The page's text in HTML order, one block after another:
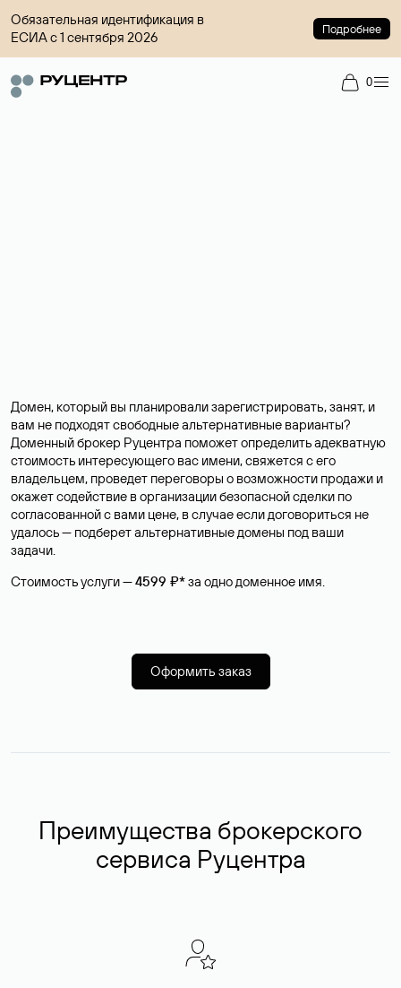
Обязательная идентификация в
ЕСИА с 1 сентября 2026
Подробнее
0
Домен, который вы планировали зарегистрировать, занят, и
вам не подходят свободные альтернативные варианты?
Доменный брокер Руцентра поможет определить адекватную
стоимость интересующего вас имени, свяжется с его
владельцем, проведет переговоры о возможности продажи и
окажет содействие в организации безопасной сделки по
согласованной с вами цене, в случае если договориться не
удалось — подберет альтернативные домены под ваши
задачи.
Стоимость услуги —4599 ₽*за одно доменное имя.
Оформить заказ
Преимущества брокерского
сервиса Руцентра